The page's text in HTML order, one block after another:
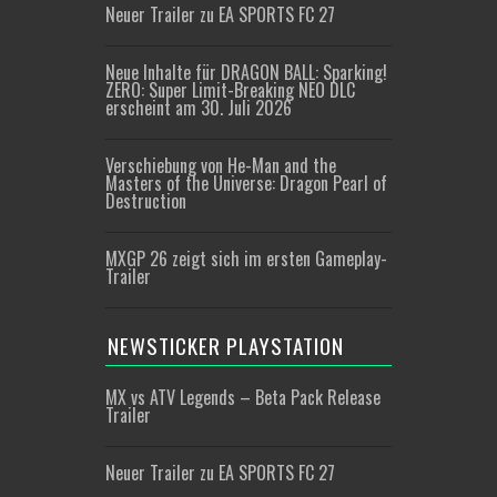
Neuer Trailer zu EA SPORTS FC 27
Neue Inhalte für DRAGON BALL: Sparking!
ZERO: Super Limit-Breaking NEO DLC
erscheint am 30. Juli 2026
Verschiebung von He-Man and the
Masters of the Universe: Dragon Pearl of
Destruction
MXGP 26 zeigt sich im ersten Gameplay-
Trailer
NEWSTICKER PLAYSTATION
MX vs ATV Legends – Beta Pack Release
Trailer
Neuer Trailer zu EA SPORTS FC 27